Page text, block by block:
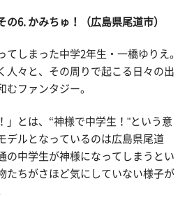
の6. かみちゅ！（広島県尾道市）
てしまった中学2年生・一橋ゆりえ。
人々と、その周りで起こる日々の出
むファンタジー。
」とは、“神様で中学生！"という意
デルとなっているのは広島県尾道
の中学生が神様になってしまうとい
たちがさほど気にしていない様子が